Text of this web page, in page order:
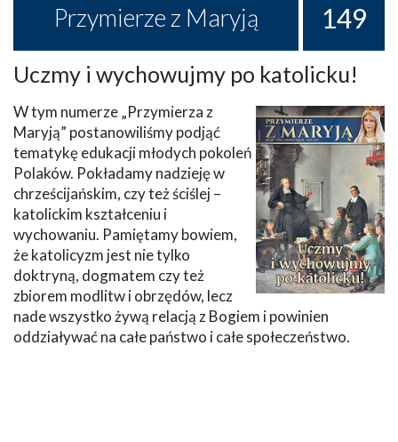
Przymierze z Maryją 149
Uczmy i wychowujmy po katolicku!
W tym numerze „Przymierza z
Maryją” postanowiliśmy podjąć
tematykę edukacji młodych pokoleń
Polaków. Pokładamy nadzieję w
chrześcijańskim, czy też ściślej –
katolickim kształceniu i
wychowaniu. Pamiętamy bowiem,
że katolicyzm jest nie tylko
doktryną, dogmatem czy też
zbiorem modlitw i obrzędów, lecz
nade wszystko żywą relacją z Bogiem i powinien
oddziaływać na całe państwo i całe społeczeństwo.